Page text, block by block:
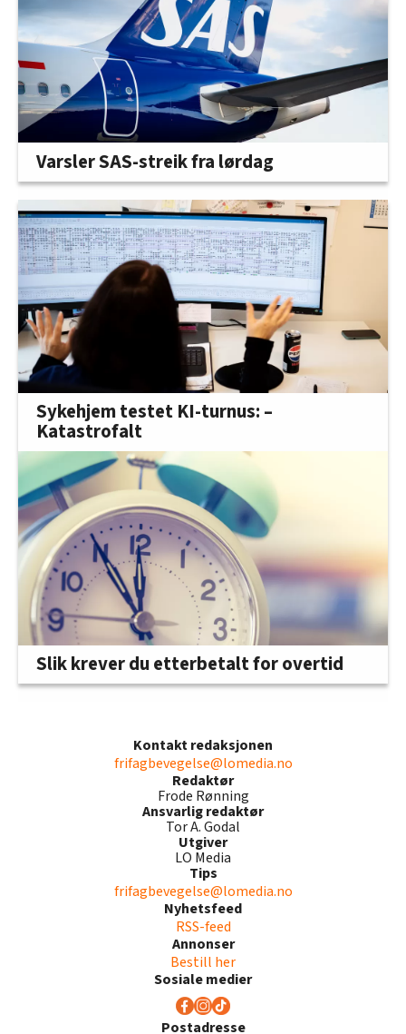
Varsler SAS-streik fra lørdag
Sykehjem testet KI-turnus: –
Katastrofalt
Slik krever du etterbetalt for overtid
Kontakt redaksjonen
frifagbevegelse@lomedia.no
Redaktør
Frode Rønning
Ansvarlig redaktør
Tor A. Godal
Utgiver
LO Media
Tips
frifagbevegelse@lomedia.no
Nyhetsfeed
RSS-feed
Annonser
Bestill her
Sosiale medier
Postadresse